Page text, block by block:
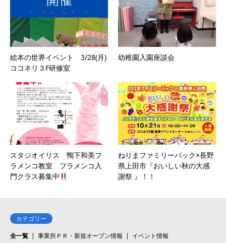
絵本の世界イベント 3/28(月)
ココネリ３F研修室
幼稚園入園座談会
スタジオイリス 鴨下和美フ
ラメンコ教室 フラメンコ入
門クラス募集中
ねりまファミリーパック×長野
県上田市『おいしい秋の大感
謝祭 』！！
カテゴリー
全一覧
事業所ＰＲ・新規オープン情報
イベント情報